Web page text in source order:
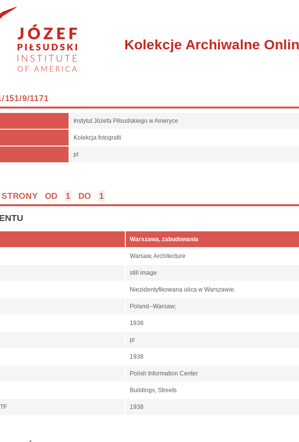
Kolekcje Archiwalne
9/1171
Instytut Józefa Piłsudskiego w Ameryce
Kolekcja fotografii
pl
OD 1 DO 1
Warszawa, zabudowania
Warsaw, Architecture
still image
Niezidentyfikowana ulica w Warszawie.
Poland--Warsaw;
1938
pl
1938
Polish Information Center
Buildings, Streets
1938